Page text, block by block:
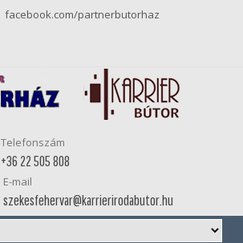
facebook.com/partnerbutorhaz
Telefonszám
+36 22 505 808
E-mail
szekesfehervar@karrierirodabutor.hu